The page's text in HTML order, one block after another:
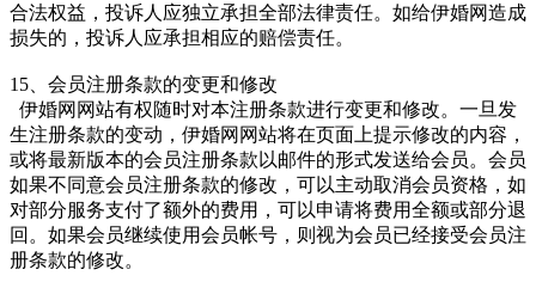
合法权益，投诉人应独立承担全部法律责任。如给伊婚网造成
损失的，投诉人应承担相应的赔偿责任。
15、会员注册条款的变更和修改
伊婚网网站有权随时对本注册条款进行变更和修改。一旦发
生注册条款的变动，伊婚网网站将在页面上提示修改的内容，
或将最新版本的会员注册条款以邮件的形式发送给会员。会员
如果不同意会员注册条款的修改，可以主动取消会员资格，如
对部分服务支付了额外的费用，可以申请将费用全额或部分退
回。如果会员继续使用会员帐号，则视为会员已经接受会员注
册条款的修改。